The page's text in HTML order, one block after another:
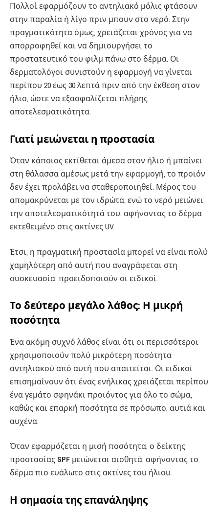
Πολλοί εφαρμόζουν το αντηλιακό μόλις φτάσουν
στην παραλία ή λίγο πριν μπουν στο νερό. Στην
πραγματικότητα όμως, χρειάζεται χρόνος για να
απορροφηθεί και να δημιουργήσει το
προστατευτικό του φιλμ πάνω στο δέρμα. Οι
δερματολόγοι συνιστούν η εφαρμογή να γίνεται
περίπου 20 έως 30 λεπτά πριν από την έκθεση στον
ήλιο, ώστε να εξασφαλίζεται πλήρης
αποτελεσματικότητα.
Γιατί μειώνεται η προστασία
Όταν κάποιος εκτίθεται άμεσα στον ήλιο ή μπαίνει
στη θάλασσα αμέσως μετά την εφαρμογή, το προϊόν
δεν έχει προλάβει να σταθεροποιηθεί. Μέρος του
απομακρύνεται με τον ιδρώτα, ενώ το νερό μειώνει
την αποτελεσματικότητά του, αφήνοντας το δέρμα
εκτεθειμένο στις ακτίνες UV.
Έτσι, η πραγματική προστασία μπορεί να είναι πολύ
χαμηλότερη από αυτή που αναγράφεται στη
συσκευασία, προειδοποιούν οι ειδικοί.
Το δεύτερο μεγάλο λάθος: Η μικρή
ποσότητα
Ένα ακόμη συχνό λάθος είναι ότι οι περισσότεροι
χρησιμοποιούν πολύ μικρότερη ποσότητα
αντηλιακού από αυτή που απαιτείται. Οι ειδικοί
επισημαίνουν ότι ένας ενήλικας χρειάζεται περίπου
ένα γεμάτο σφηνάκι προϊόντος για όλο το σώμα,
καθώς και επαρκή ποσότητα σε πρόσωπο, αυτιά και
αυχένα.
Όταν εφαρμόζεται η μισή ποσότητα, ο δείκτης
προστασίας SPF μειώνεται αισθητά, αφήνοντας το
δέρμα πιο ευάλωτο στις ακτίνες του ήλιου.
Η σημασία της επανάληψης